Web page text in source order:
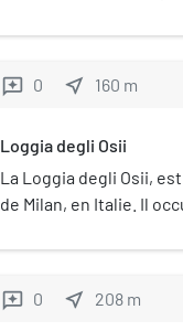
sur la piazza
reviews 0 near_me 160 m
Loggia degli Osii
La Loggia degli Osii,
de Milan, en Italie. Il
reviews 0 near_me 208 m